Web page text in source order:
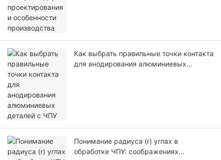
Как выбрать правильные точки контакта
для анодирования алюминиевых
Понимание радиуса (r) углах в
обработке ЧПУ: соображениях